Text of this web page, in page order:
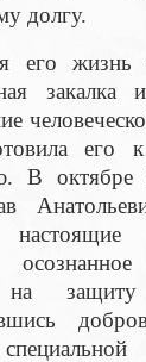
долгу.
его жизнь
закалка
его
В октябре
на